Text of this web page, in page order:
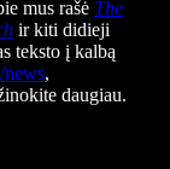
mus rašė The
ir kiti didieji
teksto į kalbą
news,
daugiau.